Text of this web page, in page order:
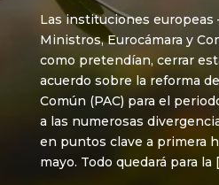
Las instituciones europeas
Ministros, Eurocámara y
como pretendían, cerrar
acuerdo sobre la reforma
Común (PAC) para el
a las numerosas
en puntos clave a primera
mayo. Todo quedará para la